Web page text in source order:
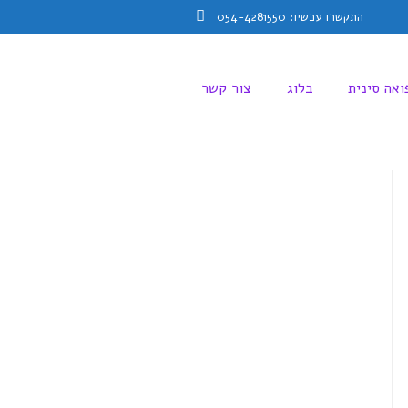
התקשרו עכשיו: 054-4281550
Facebook
סינית בלוג צור קשר